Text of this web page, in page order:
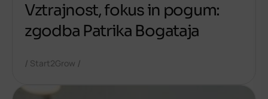
Vztrajnost, fokus in pogum:
zgodba Patrika Bogataja
/ Start2Grow /